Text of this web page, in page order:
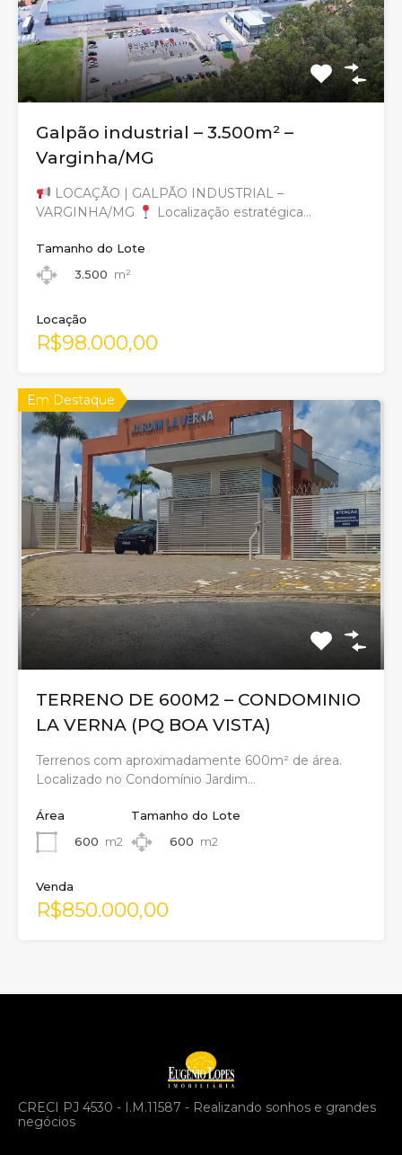
Galpão industrial – 3.500m² –
Varginha/MG
LOCAÇÃO | GALPÃO INDUSTRIAL –
VARGINHA/MG
Localização estratégica…
Tamanho do Lote
3.500 m²
Locação
R$98.000,00
Em Destaque
TERRENO DE 600M2 – CONDOMINIO
LA VERNA (PQ BOA VISTA)
Terrenos com aproximadamente 600m² de área.
Localizado no Condomínio Jardim…
Área
600 m2
Tamanho do Lote
600 m2
Venda
R$850.000,00
CRECI PJ 4530 - I.M.11587 - Realizando sonhos e grandes
negócios